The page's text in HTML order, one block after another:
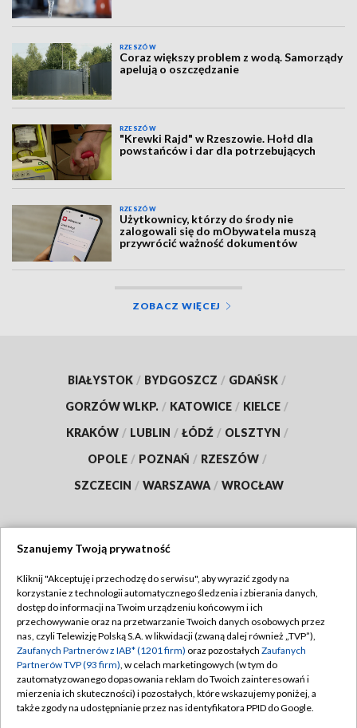
RZESZÓW
Coraz większy problem z wodą. Samorządy
apelują o oszczędzanie
RZESZÓW
"Krewki Rajd" w Rzeszowie. Hołd dla
powstańców i dar dla potrzebujących
RZESZÓW
Użytkownicy, którzy do środy nie
zalogowali się do mObywatela muszą
przywrócić ważność dokumentów
ZOBACZ WIĘCEJ
BIAŁYSTOK / BYDGOSZCZ / GDAŃSK /
GORZÓW WLKP. / KATOWICE / KIELCE /
KRAKÓW / LUBLIN / ŁÓDŹ / OLSZTYN /
OPOLE / POZNAŃ / RZESZÓW /
SZCZECIN / WARSZAWA / WROCŁAW
TVP
Abonament TVP
Emisja w TVP
Centrum informacji TVP
Naziemna Telewizja Cyfrowa
Regulamin TVP
Polityka prywatności
Moje zgody
Pomoc
Szanujemy Twoją prywatność
Kliknij "Akceptuję i przechodzę do serwisu", aby wyrazić zgody na
korzystanie z technologii automatycznego śledzenia i zbierania danych,
dostęp do informacji na Twoim urządzeniu końcowym i ich
przechowywanie oraz na przetwarzanie Twoich danych osobowych przez
nas, czyli Telewizję Polską S.A. w likwidacji (zwaną dalej również „TVP”),
Zaufanych Partnerów z IAB* (1201 firm) oraz pozostałych Zaufanych
Partnerów TVP (93 firm), w celach marketingowych (w tym do
zautomatyzowanego dopasowania reklam do Twoich zainteresowań i
mierzenia ich skuteczności) i pozostałych, które wskazujemy poniżej, a
także zgody na udostępnianie przez nas identyfikatora PPID do Google.